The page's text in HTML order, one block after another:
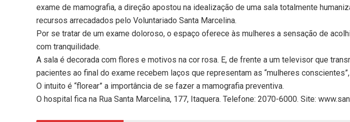
exame de mamografia, a direção apostou na idealização de uma sala totalmente
recursos arrecadados pelo Voluntariado Santa Marcelina.
Por se tratar de um exame doloroso, o espaço oferece às mulheres a sensação de
com tranquilidade.
A sala é decorada com flores e motivos na cor rosa. E, de frente a um televisor que
pacientes ao final do exame recebem laços que representam as “mulheres
O intuito é “florear” a importância de se fazer a mamografia preventiva.
O hospital fica na Rua Santa Marcelina, 177, Itaquera. Telefone: 2070-6000. Site: